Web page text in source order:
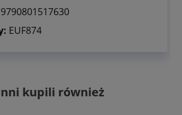
9790801517630
EUF874
kupili również